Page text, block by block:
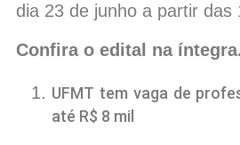
dia 23 de junho a partir das
Confira o edital na
UFMT tem vaga de
até R$ 8 mil